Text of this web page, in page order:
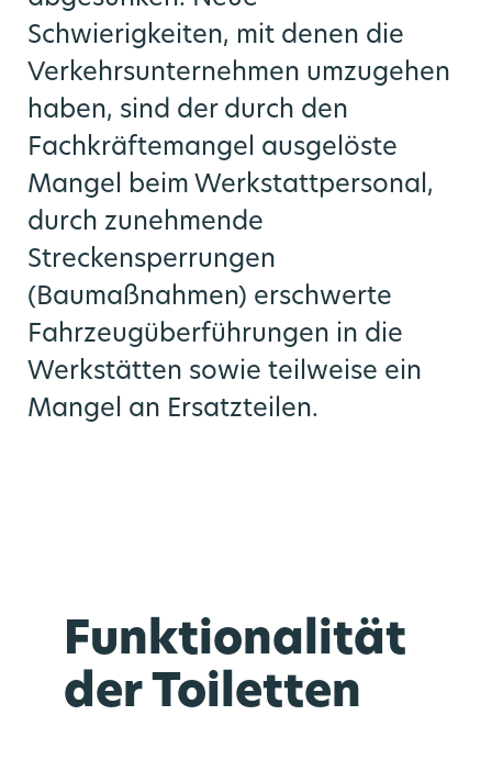
Schwierigkeiten, mit denen die
Verkehrsunternehmen umzugehen
haben, sind der durch den
Fachkräftemangel ausgelöste
Mangel beim Werkstattpersonal,
durch zunehmende
Streckensperrungen
(Baumaßnahmen) erschwerte
Fahrzeugüberführungen in die
Werkstätten sowie teilweise ein
Mangel an Ersatzteilen.
Funktionalität
der Toiletten